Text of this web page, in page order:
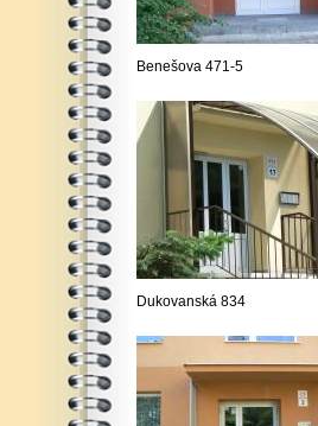
Benešova 471-5
Dukovanská 834